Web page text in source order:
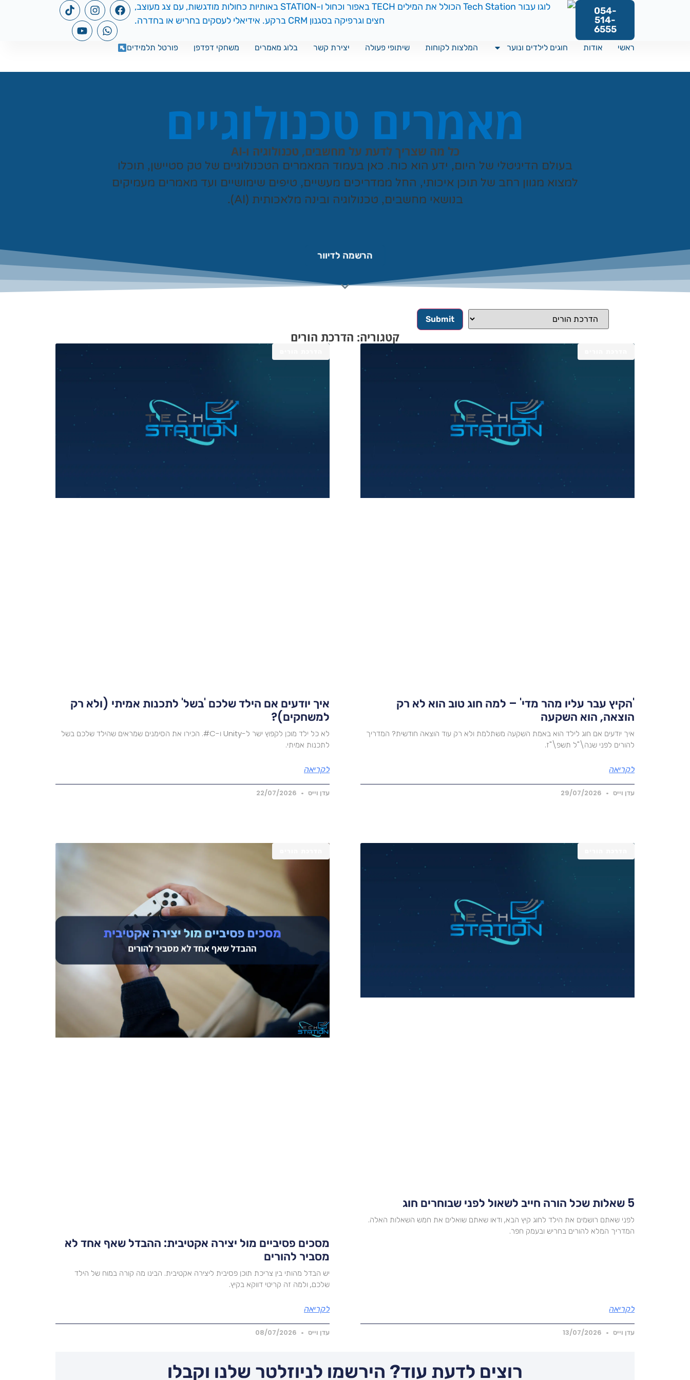
054-
514-
6555
ראשי אודות חוגים לילדים ונוער המלצות לקוחות שיתופי פעולה יצירת קשר בלוג מאמרים משחקי דפדפן פורטל תלמידים
מאמרים טכנולוגיים
כל מה שצריך לדעת על מחשבים, טכנולוגיה ו-AI
בעולם הדיגיטלי של היום, ידע הוא כוח. כאן בעמוד המאמרים הטכנולוגיים של טק סטיישן, תוכלו
למצוא מגוון רחב של תוכן איכותי, החל ממדריכים מעשיים, טיפים שימושיים ועד מאמרים מעמיקים
בנושאי מחשבים, טכנולוגיה ובינה מלאכותית (AI).
הרשמה לדיוור
קטגוריה: הדרכת הורים
'הקיץ עבר עליו מהר מדי' – למה חוג טוב הוא לא רק
הוצאה, הוא השקעה
איך יודעים אם חוג לילד הוא באמת השקעה משתלמת ולא רק עוד הוצאה חודשית? המדריך
להורים לפני שנה\"ל תשפ\"ז.
לקריאה
עדן וייס
איך יודעים אם הילד שלכם 'בשל' לתכנות אמיתי (ולא רק
למשחקים)?
לא כל ילד מוכן לקפוץ ישר ל-Unity ו-C#. הכירו את הסימנים שמראים שהילד שלכם בשל
לתכנות אמיתי.
לקריאה
עדן וייס
5 שאלות שכל הורה חייב לשאול לפני שבוחרים חוג
לפני שאתם רושמים את הילד לחוג קיץ הבא, ודאו שאתם שואלים את חמש השאלות האלה.
המדריך המלא להורים בחריש ובעמק חפר.
לקריאה
עדן וייס
מסכים פסיביים מול יצירה אקטיבית: ההבדל שאף אחד לא
מסביר להורים
יש הבדל מהותי בין צריכת תוכן פסיבית ליצירה אקטיבית. הבינו מה קורה במוח של הילד
שלכם, ולמה זה קריטי דווקא בקיץ.
לקריאה
עדן וייס
רוצים לדעת עוד? הירשמו לניוזלטר שלנו וקבלו